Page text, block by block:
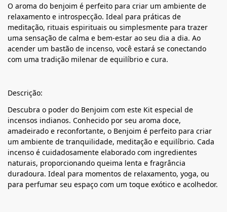
O aroma do benjoim é perfeito para criar um ambiente de
relaxamento e introspecção. Ideal para práticas de
meditação, rituais espirituais ou simplesmente para trazer
uma sensação de calma e bem-estar ao seu dia a dia. Ao
acender um bastão de incenso, você estará se conectando
com uma tradição milenar de equilíbrio e cura.
Descrição:
Descubra o poder do Benjoim com este Kit especial de
incensos indianos. Conhecido por seu aroma doce,
amadeirado e reconfortante, o Benjoim é perfeito para criar
um ambiente de tranquilidade, meditação e equilíbrio. Cada
incenso é cuidadosamente elaborado com ingredientes
naturais, proporcionando queima lenta e fragrância
duradoura. Ideal para momentos de relaxamento, yoga, ou
para perfumar seu espaço com um toque exótico e acolhedor.